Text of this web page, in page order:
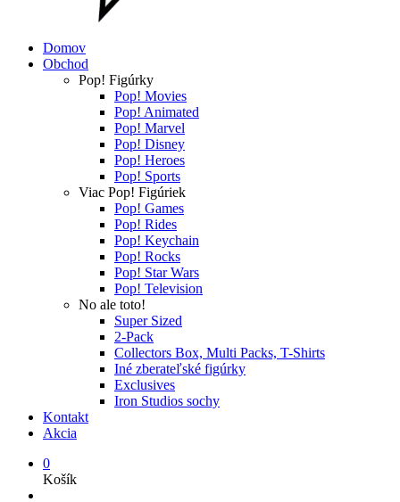
Domov
Obchod
Pop! Figúrky
Pop! Movies
Pop! Animated
Pop! Marvel
Pop! Disney
Pop! Heroes
Pop! Sports
Viac Pop! Figúriek
Pop! Games
Pop! Rides
Pop! Keychain
Pop! Rocks
Pop! Star Wars
Pop! Television
No ale toto!
Super Sized
2-Pack
Collectors Box, Multi Packs, T-Shirts
Iné zberateľské figúrky
Exclusives
Iron Studios sochy
Kontakt
Akcia
0
Košík